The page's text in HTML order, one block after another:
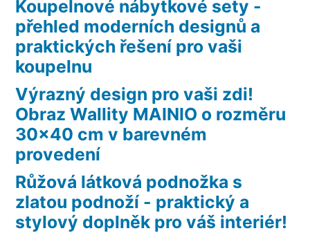
Koupelnové nábytkové sety -
přehled moderních designů a
praktických řešení pro vaši
koupelnu
Výrazný design pro vaši zdi!
Obraz Wallity MAINIO o rozměru
30×40 cm v barevném
provedení
Růžová látková podnožka s
zlatou podnoží - praktický a
stylový doplněk pro váš interiér!